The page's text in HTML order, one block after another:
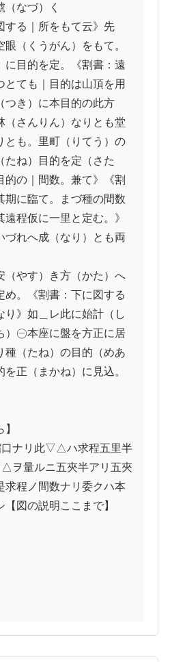
（なづ）く
する｜所をもて云》先
眼（くうがん）をもて。
に目的を定。《割書：遠
とても｜目的は山頂を用
つき）に本目的の此方
（さんりん）なりとも堂
とも。里町（りてう）の
たね）目的を定（さた
的の｜間数。兼て》《割
期に臨て。まづ種の間数
程仮に一里と定む。》
づれへ成（なり）とも両
（やす）き方（かた）へ
め。《割書：下に図する
り》如＿レ此に始計（し
）㊀本座に盤を方正に居
種（たね）の目的（めあ
正（まかね）に見込。
口ナリ此▽△ハ求程五里半
ヲ量ルニ五夾半アリ五夾
求程ノ間数ナリ委クハ本
図の説明ここまで】